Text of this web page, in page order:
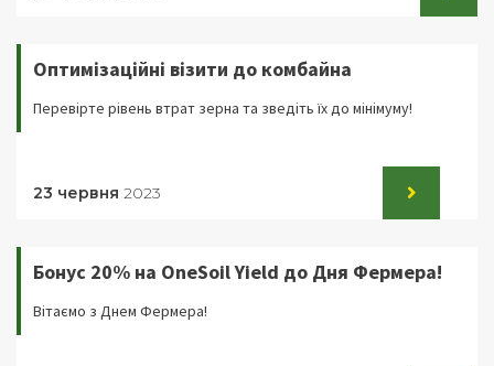
Оптимізаційні візити до комбайна
Перевірте рівень втрат зерна та зведіть їх до мінімуму!
23 червня 2023
Бонус 20% на OneSoil Yield до Дня Фермера!
Вітаємо з Днем Фермера!